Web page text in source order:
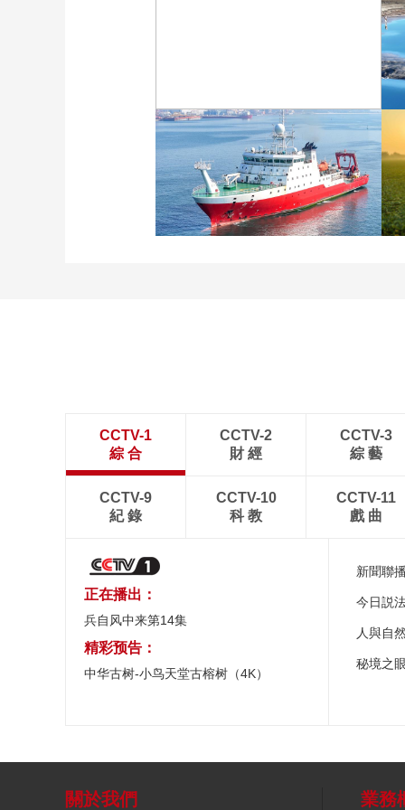
“大地指紋”奏響夏夜文旅
樂章
CCTV-1
綜 合
CCTV-2
財 經
CCTV-3
綜 藝
CCTV-9
紀 錄
CCTV-10
科 教
CCTV-11
戲 曲
正在播出：
兵自风中来第14集
精彩预告：
中华古树-小鸟天堂古榕树（4K）
新聞聯
今日説
人與自
秘境之
關於我們 業務